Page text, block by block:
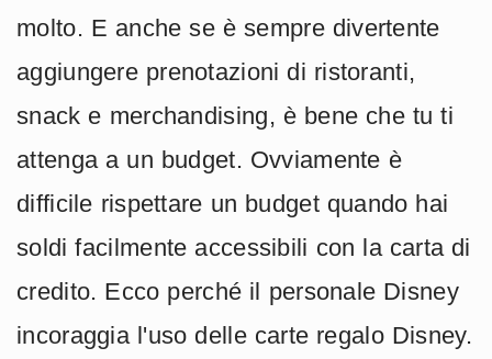
molto. E anche se è sempre divertente
aggiungere prenotazioni di ristoranti,
snack e merchandising, è bene che tu ti
attenga a un budget. Ovviamente è
difficile rispettare un budget quando hai
soldi facilmente accessibili con la carta di
credito. Ecco perché il personale Disney
incoraggia l'uso delle carte regalo Disney.